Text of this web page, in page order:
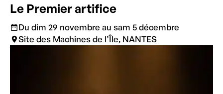
Le Premier artifice
Du dim 29 novembre au sam 5 décembre
Site des Machines de l’Île, NANTES